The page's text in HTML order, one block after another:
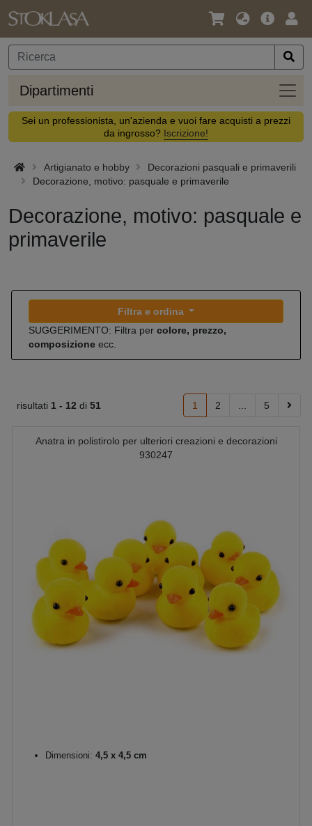
Lingua
Valuta
Offerta
Dipartimenti
Sei un professionista, un'azienda e vuoi fare acquisti a prezzi
da ingrosso? Iscrizione!
Artigianato e hobby
Decorazioni pasquali e primaverili
Decorazione, motivo: pasquale e primaverile
Decorazione, motivo: pasquale e
primaverile
Filtra e ordina
SUGGERIMENTO: Filtra per colore, prezzo,
composizione ecc.
risultati 1 - 12 di 51 1 2 5
Anatra in polistirolo per ulteriori creazioni e decorazioni
930247
Dimensioni: 4,5 x 4,5 cm